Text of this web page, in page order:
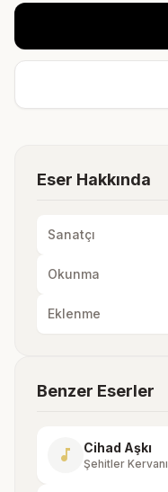
Eser Hakkında
Sanatçı
Okunma
Eklenme
Benzer Eserler
music_note Cihad Aşkı
Şehitler Kervanı